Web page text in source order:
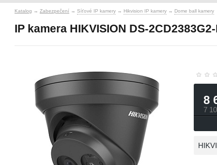
Katalog → Zabezpečení → Síťové IP kamery → Hikvision IP kamery → Dome ball kamery
IP kamera HIKVISION DS-
8
7